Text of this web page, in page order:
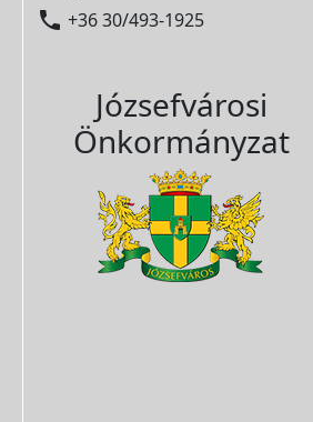
 +36 30/493-1925
Józsefvárosi
Önkormányzat